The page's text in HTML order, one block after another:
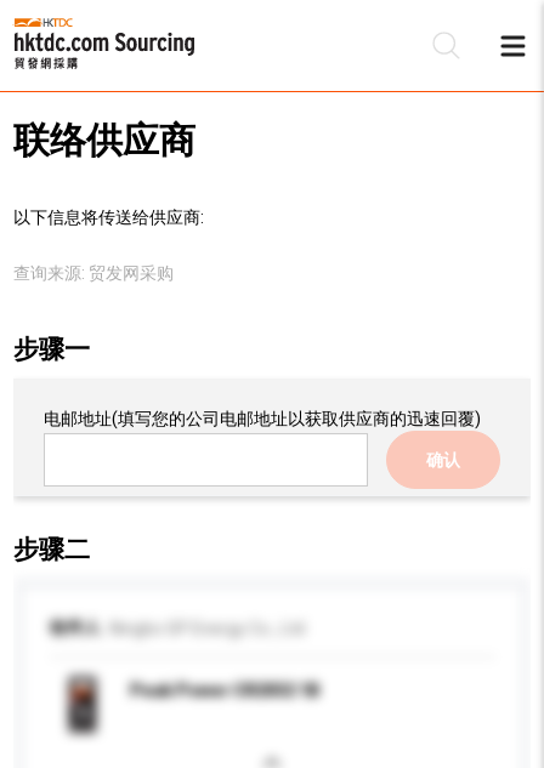
联络供应商
以下信息将传送给供应商:
查询来源: 贸发网采购
步骤一
电邮地址(填写您的公司电邮地址以获取供应商的迅速回覆)
确认
步骤二
收件人
Peak Power CR2032 1B